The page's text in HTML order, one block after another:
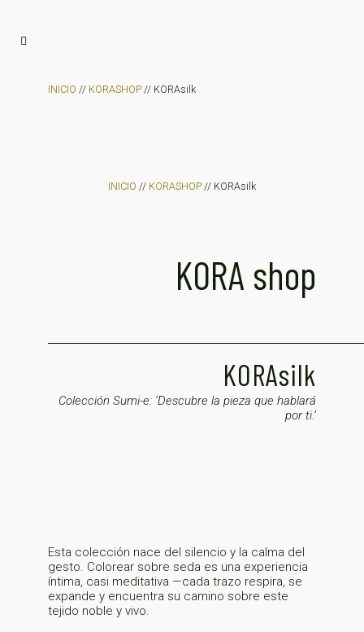
INICIO // KORASHOP // KORAsilk
INICIO // KORASHOP // KORAsilk
KORA shop
KORAsilk
Colección Sumi-e: ‘Descubre la pieza que hablará
por ti.’
Esta colección nace del silencio y la calma del
gesto. Colorear sobre seda es una experiencia
íntima, casi meditativa —cada trazo respira, se
expande y encuentra su camino sobre este
tejido noble y vivo.